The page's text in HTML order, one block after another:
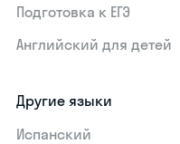
Подготовка к ЕГЭ
Английский для детей
Другие языки
Испанский